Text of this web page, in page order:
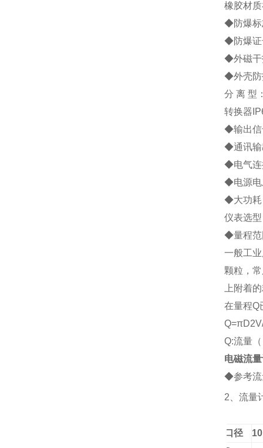
橡胶材
◆防爆标
◆防爆证
◆外磁干
◆外壳防
分 离 型
转换器
◆输出信
◆通讯输
◆电气连
◆电源电
◆大功耗
仪表选型
◆量程
一般工
颗粒，
上附着
在量程Q
Q=
Q:流量
电磁流
◆参考流
2、 流
口径
10